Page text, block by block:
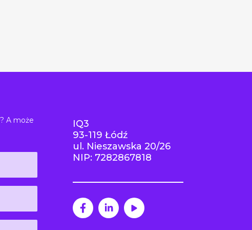
A może
IQ3
93-119 Łódź
ul. Nieszawska 20/26
NIP: 7282867818